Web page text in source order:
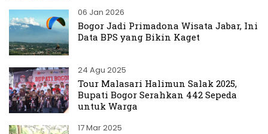
06 Jan 2026
Bogor Jadi Primadona Wisata Jabar, Ini
Data BPS yang Bikin Kaget
24 Agu 2025
Tour Malasari Halimun Salak 2025,
Bupati Bogor Serahkan 442 Sepeda
untuk Warga
17 Mar 2025